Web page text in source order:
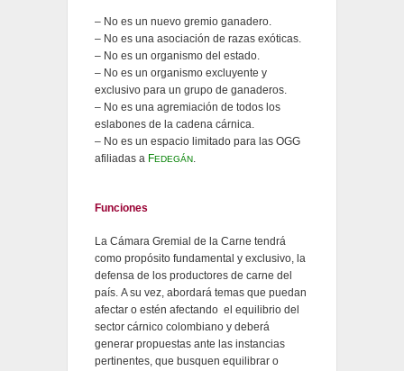
– No es un nuevo gremio ganadero.
– No es una asociación de razas exóticas.
– No es un organismo del estado.
– No es un organismo excluyente y
exclusivo para un grupo de ganaderos.
– No es una agremiación de todos los
eslabones de la cadena cárnica.
– No es un espacio limitado para las OGG
afiliadas a FEDEGÁN.
Funciones
La Cámara Gremial de la Carne tendrá
como propósito fundamental y exclusivo, la
defensa de los productores de carne del
país. A su vez, abordará temas que puedan
afectar o estén afectando el equilibrio del
sector cárnico colombiano y deberá
generar propuestas ante las instancias
pertinentes, que busquen equilibrar o